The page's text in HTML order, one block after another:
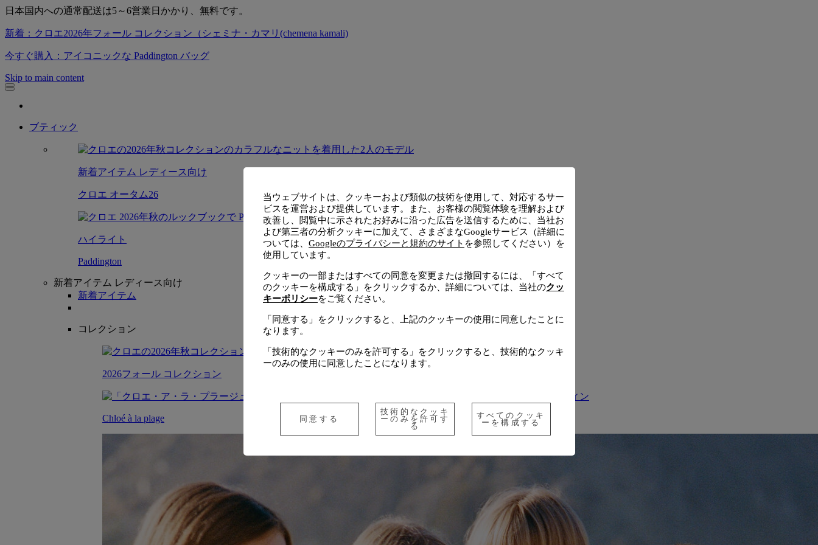
日本国内への通常配送は5～6営業日かかり、無料です。
新着：クロエ2026年フォール コレクション（シェミナ・カマリ(chemena kamali)
今すぐ購入：アイコニックな Paddington バッグ
Skip to main content
ブティック
新着アイテム レディース向け
クロエ オータム26
ハイライト
Paddington
新着アイテム レディース向け
新着アイテム
コレクション
2026フォール コレクション
Chloé à la plage
当ウェブサイトは、クッキーおよび類似の技術を使用して、対応するサー
ビスを運営および提供しています。また、お客様の閲覧体験を理解および
改善し、閲覧中に示されたお好みに沿った広告を送信するために、当社お
よび第三者の分析クッキーに加えて、さまざまなGoogleサービス（詳細に
ついては、 Googleのプライバシーと規約のサイト を参照してください）を
使用しています。
クッキーの一部またはすべての同意を変更または撤回するには、「すべて
のクッキーを構成する」をクリックするか、詳細については、当社のクッ
キーポリシーをご覧ください。
「同意する」をクリックすると、上記のクッキーの使用に同意したことに
なります。
「技術的なクッキーのみを許可する」をクリックすると、技術的なクッキ
ーのみの使用に同意したことになります。
同意する
技術的なクッキ
ーのみを許可す
る
すべてのクッキ
ーを構成する